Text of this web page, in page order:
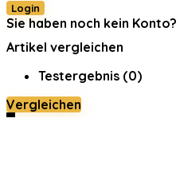
Login
Sie haben noch kein Konto?
Artikel vergleichen
Testergebnis (0)
Vergleichen
0